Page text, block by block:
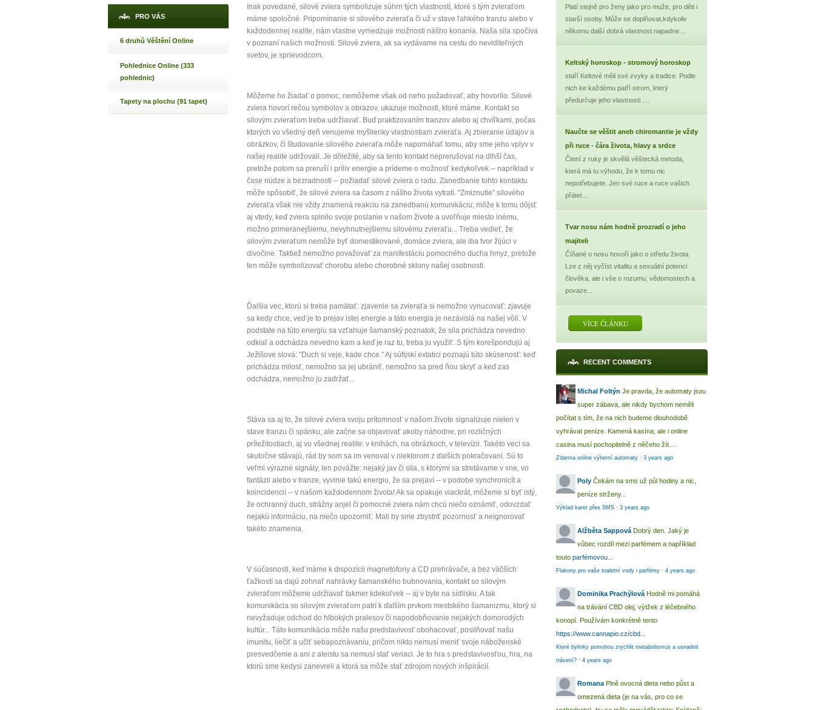
PRO VÁS
6 druhů Věštění Online
Pohlednice Online (333
pohlednic)
Tapety na plochu (91 tapet)
Inak povedané, silové zviera symbolizuje súhrn tých vlastností, ktoré s tým zvieraťom
máme spoločné. Pripomínanie si silového zvieraťa či už v stave ľahkého tranzu alebo v
každodennej realite, nám vlastne vymedzuje možnosti nášho konania. Naša sila spočíva
v poznaní našich možností. Silové zviera, ak sa vydávame na cestu do neviditeľných
svetov, je sprievodcom.
Môžeme ho žiadať o pomoc, nemôžeme však od neho požadovať, aby hovorilo. Silové
zviera hovorí rečou symbolov a obrazov, ukazuje možnosti, ktoré máme. Kontakt so
silovým zvieraťom treba udržiavať. Buď praktizovaním tranzov alebo aj chvíľkami, počas
ktorých vo všedný deň venujeme myšlienky vlastnostiam zvieraťa. Aj zbieranie údajov a
obrázkov, či študovanie silového zvieraťa môže napomáhať tomu, aby sme jeho vplyv v
našej realite udržovali. Je dôležité, aby sa tento kontakt neprerušoval na dlhší čas,
pretože potom sa preruší i príliv energie a prídeme o možnosť kedykoľvek -- napríklad v
čase núdze a bezradnosti -- požiadať silové zviera o radu. Zanedbanie tohto kontaktu
môže spôsobiť, že silové zviera sa časom z nášho života vytratí. "Zmiznutie" silového
zvieraťa však nie vždy znamená reakciu na zanedbanú komunikáciu; môže k tomu dôjsť
aj vtedy, keď zviera splnilo svoje poslanie v našom živote a uvoľňuje miesto inému,
možno primeranejšiemu, nevyhnutnejšiemu silovému zvieraťu... Treba vedieť, že
silovým zvieraťom nemôže byť domestikované, domáce zviera, ale iba tvor žijúci v
divočine. Taktiež nemožno považovať za manifestáciu pomocného ducha hmyz, pretože
ten môže symbolizovať chorobu alebo chorobné sklony našej osobnosti.
Ďalšia vec, ktorú si treba pamätať: zjavenie sa zvieraťa si nemožno vynucovať: zjavuje
sa kedy chce, veď je to prejav istej energie a táto energia je nezávislá na našej vôli. V
podstate na túto energiu sa vzťahuje šamanský poznatok, že sila prichádza nevedno
odkiaľ a odchádza nevedno kam a keď je raz tu, treba ju využiť. S tým korešpondujú aj
Ježišove slová: "Duch si veje, kade chce." Aj súfijskí extatici poznajú túto skúsenosť: keď
prichádza milosť, nemožno sa jej ubrániť, nemožno sa pred ňou skryť a keď zas
odchádza, nemožno ju zadržať...
Stáva sa aj to, že silové zviera svoju prítomnosť v našom živote signalizuje nielen v
stave tranzu či spánku, ale začne sa objavovať akoby náhodne, pri rozličných
príležitostiach, aj vo všednej realite: v knihách, na obrázkoch, v televízii. Takéto veci sa
skutočne stávajú, rád by som sa im venoval v niektorom z ďalších pokračovaní. Sú to
veľmi výrazné signály, len povážte: nejaký jav či sila, s ktorými sa stretávame v sne, vo
fantázii alebo v tranze, vyvinie takú energiu, že sa prejaví -- v podobe synchronicít a
koincidencií -- v našom každodennom života! Ak sa opakuje viackrát, môžeme si byť istý,
že ochranný duch, strážny anjel či pomocné zviera nám chcú niečo oznámiť, odovzdať
nejakú informáciu, na niečo upozorniť. Mali by sme zbystriť pozornosť a neignorovať
takéto znamenia.
V súčasnosti, keď máme k dispozícii magnetofony a CD prehrávače, a bez väčších
ťažkostí sa dajú zohnať nahrávky šamanského bubnovania, kontakt so silovým
zvieraťom môžeme udržiavať takmer kdekoľvek -- aj v byte na sídlisku. A tak
komunikácia so silovým zvieraťom patrí k ďalším prvkom mestského šamanizmu, ktorý si
nevyžaduje odchod do hlbokých pralesov či napodobňovanie nejakých domorodých
kultúr... Táto komunikácia môže našu predstavivosť obohacovať, posilňovať našu
imunitu, liečiť a učiť sebapoznávaniu, pričom nikto nemusí meniť svoje náboženské
presvedčenie a ani z ateistu sa nemusí stať veriaci. Je to hra s predstavivosťou, hra, na
ktorú sme kedysi zanevreli a ktorá sa môže stať zdrojom nových inšpirácií.
Platí stejně pro ženy jako pro muže, pro děti i
starší osoby. Může se doplňovat,kdykoliv
někomu další dobrá vlastnost napadne....
Keltský horoskop - stromový horoskop
staří Keltové měli své zvyky a tradice. Podle
nich ke každému patří strom, který
předurčuje jeho vlastnosti ....
Naučte se věštit aneb chiromantie je vždy
při ruce - čára života, hlavy a srdce
Čtení z ruky je skvělá věštecká metoda,
která má tu výhodu, že k tomu nic
nepotřebujete. Jen své ruce a ruce vašich
přátel....
Tvar nosu nám hodně prozradí o jeho
majiteli
Číňané o nosu hovoří jako o středu života.
Lze z něj vyčíst vitalitu a sexuální potenci
člověka, ale i vše o rozumu, vědomostech a
povaze...
VÍCE ČLÁNKU
RECENT COMMENTS
Michal Foltýn Je pravda, že automaty jsou
super zábava, ale nikdy bychom neměli
počítat s tím, že na nich budeme dlouhodobě
vyhrávat peníze. Kamená kasína, ale i online
casina musí pochopitelně z něčeho žít....
Zdarma online výherní automaty · 3 years ago
Poly Čekám na sms už půl hodiny a nic,
peníze strženy...
Výklad karet přes SMS · 3 years ago
Alžběta Sappová Dobrý den. Jaký je
vůbec rozdíl mezi parfémem a například
touto parfémovou...
Flakony pro vaše toaletní vody i parfémy · 4 years ago
Dominika Prachýlová Hodně mi pomáhá
na trávání CBD olej, výtžek z léčebného
konopí. Používám konkrétně tento
https://www.cannapio.cz/cbd...
Které bylinky pomohou zrychlit metabolismus a usnadnit
trávení? · 4 years ago
Romana Plně ovocná dieta nebo půst a
omezená dieta (je na vás, pro co se